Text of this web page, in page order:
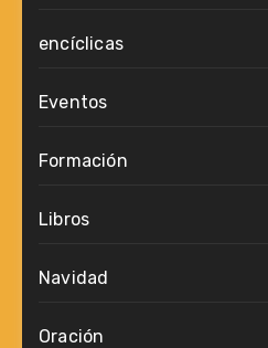
encíclicas
Eventos
Formación
Libros
Navidad
Oración